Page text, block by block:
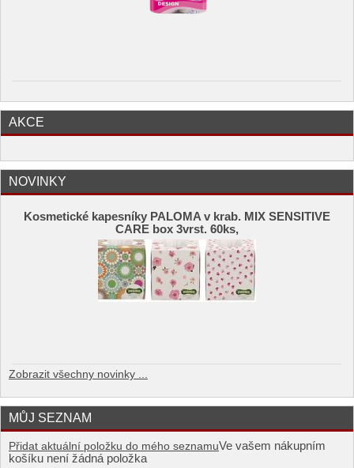
AKCE
NOVINKY
Kosmetické kapesníky PALOMA v krab. MIX SENSITIVE
CARE box 3vrst. 60ks,
Zobrazit všechny novinky ...
MŮJ SEZNAM
Přidat aktuální položku do mého seznamuVe vašem nákupním
košíku není žádná položka